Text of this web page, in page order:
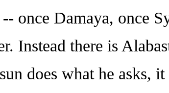
once Damaya, once
Instead there is
does what he asks,